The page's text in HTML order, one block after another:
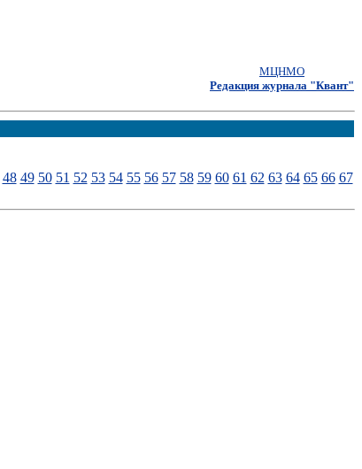
МЦНМО
Редакция журнала "Квант"
48 49 50 51 52 53 54 55 56 57 58 59 60 61 62 63 64 65 66 67